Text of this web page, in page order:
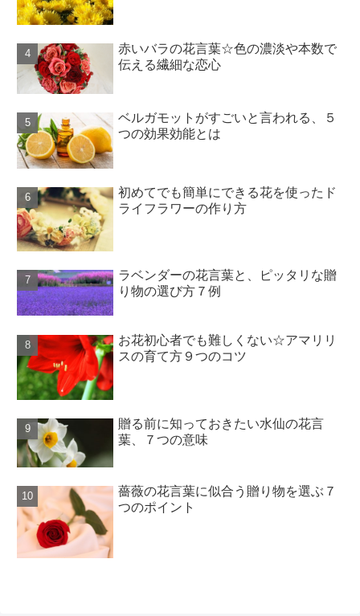
赤いバラの花言葉☆色の濃淡や本数で
伝える繊細な恋心
ベルガモットがすごいと言われる、５
つの効果効能とは
初めてでも簡単にできる花を使ったド
ライフラワーの作り方
ラベンダーの花言葉と、ピッタリな贈
り物の選び方７例
お花初心者でも難しくない☆アマリリ
スの育て方９つのコツ
贈る前に知っておきたい水仙の花言
葉、７つの意味
薔薇の花言葉に似合う贈り物を選ぶ７
つのポイント